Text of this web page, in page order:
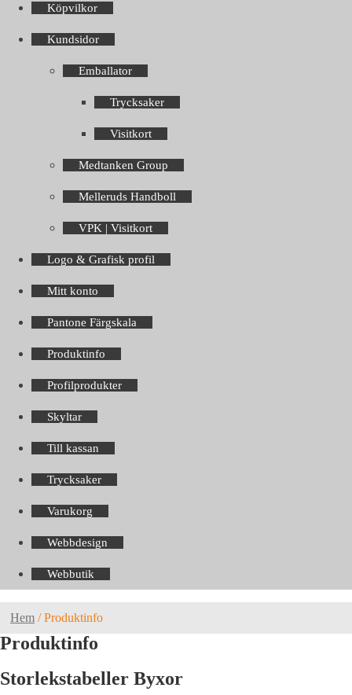
Köpvilkor
Kundsidor
Emballator
Trycksaker
Visitkort
Medtanken Group
Melleruds Handboll
VPK | Visitkort
Logo & Grafisk profil
Mitt konto
Pantone Färgskala
Produktinfo
Profilprodukter
Skyltar
Till kassan
Trycksaker
Varukorg
Webbdesign
Webbutik
Hem /Produktinfo
Produktinfo
Storlekstabeller Byxor